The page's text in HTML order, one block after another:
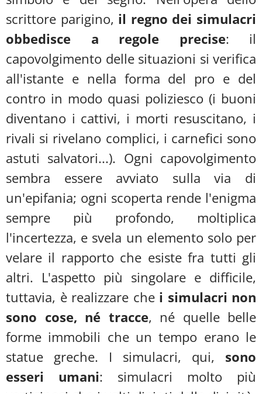
scrittore parigino, il regno dei simulacri
obbedisce a regole precise: il
capovolgimento delle situazioni si verifica
all'istante e nella forma del pro e del
contro in modo quasi poliziesco (i buoni
diventano i cattivi, i morti resuscitano, i
rivali si rivelano complici, i carnefici sono
astuti salvatori...). Ogni capovolgimento
sembra essere avviato sulla via di
un'epifania; ogni scoperta rende l'enigma
sempre più profondo, moltiplica
l'incertezza, e svela un elemento solo per
velare il rapporto che esiste fra tutti gli
altri. L'aspetto più singolare e difficile,
tuttavia, è realizzare che i simulacri non
sono cose, né tracce, né quelle belle
forme immobili che un tempo erano le
statue greche. I simulacri, qui, sono
esseri umani: simulacri molto più